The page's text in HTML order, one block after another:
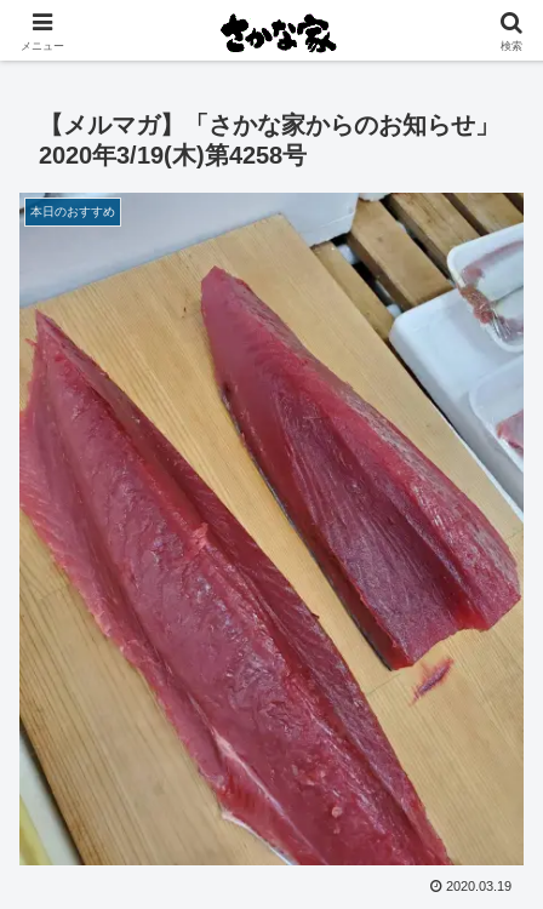
創業大正11年 矢祭町の中心で営む鮮魚店と飲食店
【メルマガ】「さかな家からのお知らせ」
2020年3/19(木)第4258号
本日のおすすめ
2020.03.19
メニュー 検索